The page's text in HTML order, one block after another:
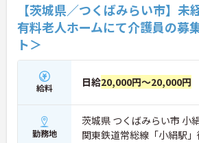
【茨城県／つくばみらい市】
有料老人ホームにて介護員の募
ト＞
給料 日給20,000円～20,000円
勤務地
茨城県 つくばみらい市 小
関東鉄道常総線「小絹駅